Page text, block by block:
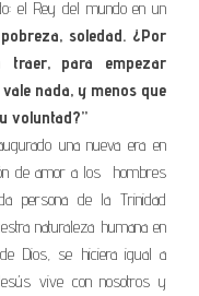
el Rey del mundo en un
soledad. ¿Por
traer, para empezar
nada, y menos que
voluntad?”
una nueva era en
de amor a los hombres
persona de la Trinidad
naturaleza humana en
Dios, se hiciera igual a
vive con nosotros y